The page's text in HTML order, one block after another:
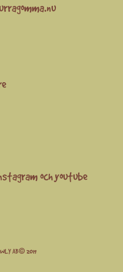
ochyoutube
AB© 2019